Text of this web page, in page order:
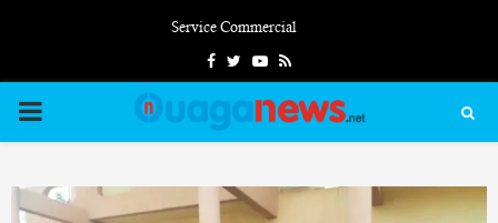
Service Commercial
FacebookTwitterYoutube
Rss
PRIMARY